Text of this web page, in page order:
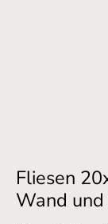
Fliesen
Wand